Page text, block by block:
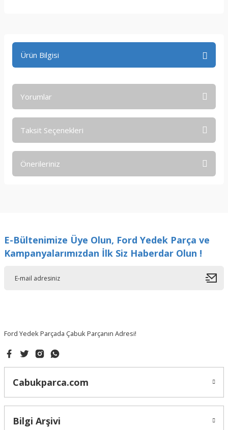
Ürün Bilgisi
Yorumlar
Taksit Seçenekleri
Önerileriniz
Ürün resmi kalitesiz, bozuk veya görüntülenemiyor.
Ürün açıklamasında eksik bilgiler bulunuyor.
Gönder
E-Bültenimize Üye Olun, Ford Yedek Parça ve
Kampanyalarımızdan İlk Siz Haberdar Olun !
Ford Yedek Parçada Çabuk Parçanın Adresi!
Cabukparca.com
Bilgi Arşivi